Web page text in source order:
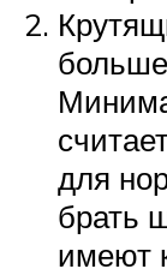
для
брать
имеют